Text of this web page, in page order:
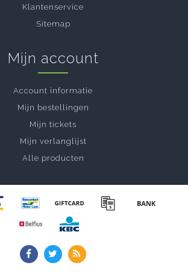
Klantenservice
Sitemap
Mijn account
Account informatie
Mijn bestellingen
Mijn tickets
Mijn verlanglijst
Alle producten